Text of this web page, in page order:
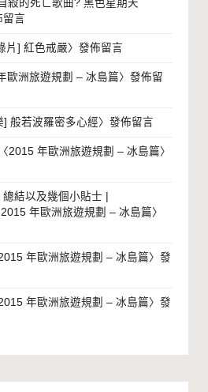
殺的死亡歌曲? 黑色星期天
留言
片] 紅色戒嚴〉發佈留言
歐洲旅遊規劃 – 冰島篇〉發佈留
] 般若波羅密多心經〉發佈留言
2015 年歐洲旅遊規劃 – 冰島篇〉
結以及幾個小貼士 |
2015 年歐洲旅遊規劃 – 冰島篇〉
年歐洲旅遊規劃 – 冰島篇〉發
年歐洲旅遊規劃 – 冰島篇〉發